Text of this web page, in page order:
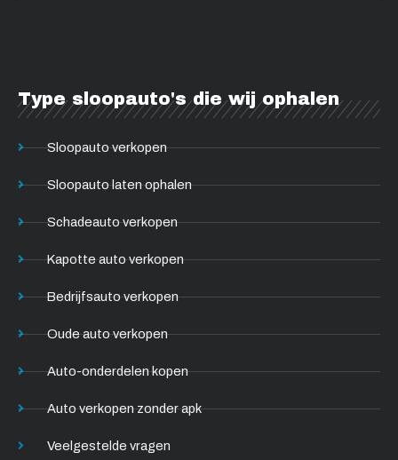
Type sloopauto's die wij ophalen
Sloopauto verkopen
Sloopauto laten ophalen
Schadeauto verkopen
Kapotte auto verkopen
Bedrijfsauto verkopen
Oude auto verkopen
Auto-onderdelen kopen
Auto verkopen zonder apk
Veelgestelde vragen